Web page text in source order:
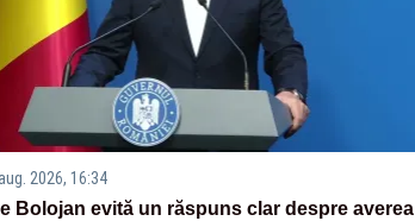
2026, 16:34
Bolojan evită un răspuns clar despre averea